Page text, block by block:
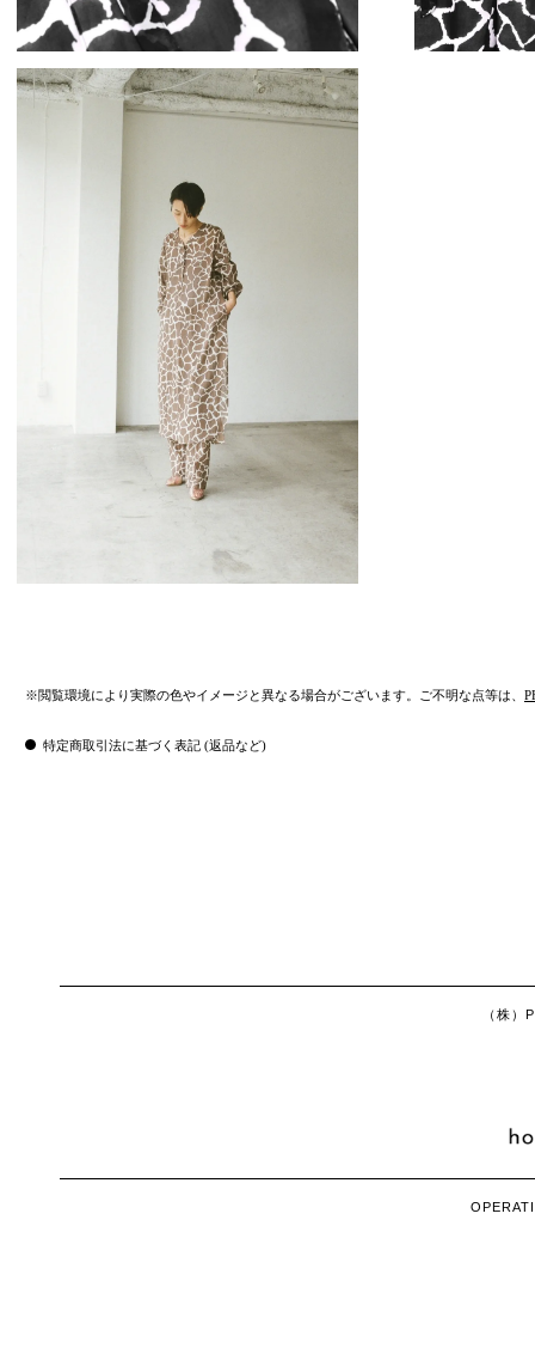
※閲覧環境により実際の色やイメージと異なる場合がございます。ご不明な点等は、
特定商取引法に基づく表記 (返品など)
（株